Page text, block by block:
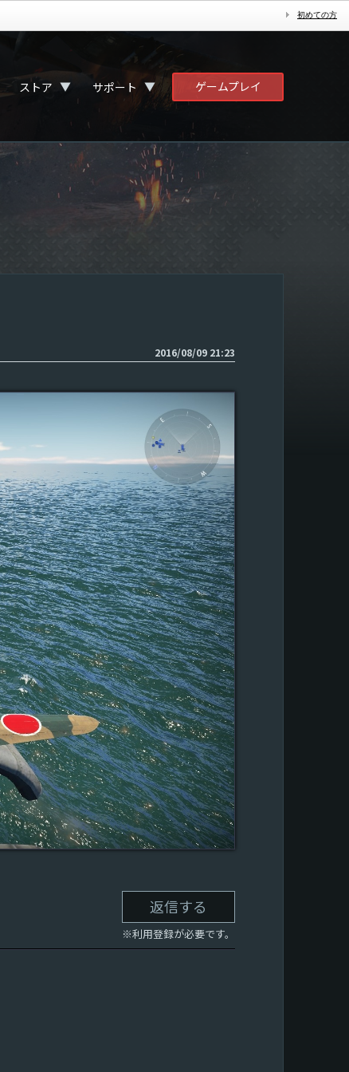
初めての方
ストア ▼ サポート ▼ ゲームプレイ
2016/08/09 21:23
返信する
※利用登録が必要です。